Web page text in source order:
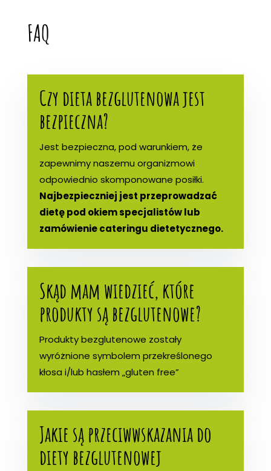
FAQ
Czy dieta bezglutenowa jest
bezpieczna?
Jest bezpieczna, pod warunkiem, że
zapewnimy naszemu organizmowi
odpowiednio skomponowane posiłki.
Najbezpieczniej jest przeprowadzać
dietę pod okiem specjalistów lub
zamówienie cateringu dietetycznego.
Skąd mam wiedzieć, które
produkty są bezglutenowe?
Produkty bezglutenowe zostały
wyróżnione symbolem przekreślonego
kłosa i/lub hasłem „gluten free”
Jakie są przeciwwskazania do
diety bezglutenowej